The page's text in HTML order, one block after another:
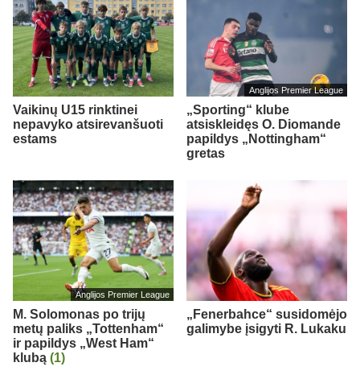
Vaikinų U15 rinktinei
nepavyko atsirevanšuoti
estams
Anglijos Premier League
„Sporting“ klube
atsiskleidęs O. Diomande
papildys „Nottingham“
gretas
Anglijos Premier League
M. Solomonas po trijų
metų paliks „Tottenham“
ir papildys „West Ham“
klubą (1)
„Fenerbahce“ susidomėjo
galimybe įsigyti R. Lukaku